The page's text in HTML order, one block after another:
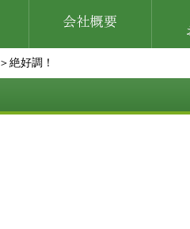
＞絶好調！